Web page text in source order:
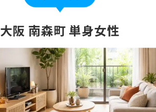
大阪 南森町 単身女性